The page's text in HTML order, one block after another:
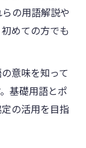
の用語解説や
めての方でも
意味を知って
基礎用語とポ
の活用を目指